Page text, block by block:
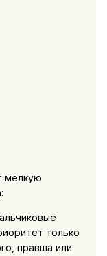
мелкую
только
правша или